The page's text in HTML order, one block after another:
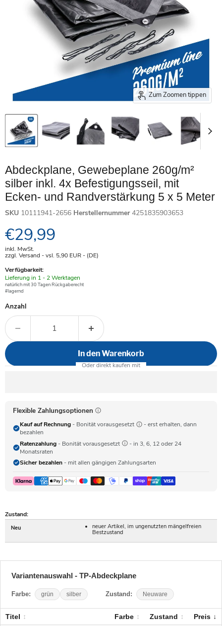
Zum Zoomen tippen
Abdeckplane, Gewebeplane 260g/m²
silber inkl. 4x Befestigungsseil, mit
Ecken- und Randverstärkung 5 x 5 Meter
SKU 10111941-2656 Herstellernummer 4251835903653
Aktueller Preis
€29,99
inkl. MwSt.
zzgl. Versand - vsl. 5,90 EUR- (DE)
Verfügbarkeit:
Verfügbar
-
Lieferung in 1 - 2 Werktagen
natürlich mit 30 Tagen Rückgaberecht
#lagernd
Anzahl
In den Warenkorb
Flexible Zahlungsoptionen
Kauf auf Rechnung - Bonität vorausgesetzt
- erst erhalten, dann
bezahlen
Ratenzahlung - Bonität vorausgesetzt
- in 3, 6, 12 oder 24
Monatsraten
Sicher bezahlen - mit allen gängigen Zahlungsarten
Zustand:
Neu
neuer Artikel, im ungenutzten mängelfreien
Bestzustand
Variantenauswahl - TP-Abdeckplane
Farbe: grün silber Zustand: Neuware
Titel Farbe Zustand Preis